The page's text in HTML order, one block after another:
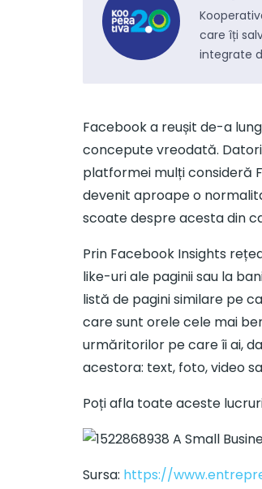
Initiative.
Site-uri web de prezentare
(eCommerce, aplicații
based.
Audio / Foto / Video
virtuale, design grafic (ATL/
video.
Evenimente
care îți
integrate
Facebook a reușit de-a
concepute vreodată.
platformei mulți consideră
devenit aproape o
scoate despre acesta din
Prin Facebook Insights
like-uri ale paginii sau la
listă de pagini similare pe
care sunt orele cele mai
urmăritorilor pe care îi ai,
acestora: text, foto, video
Poți afla toate aceste
Sursa: https://